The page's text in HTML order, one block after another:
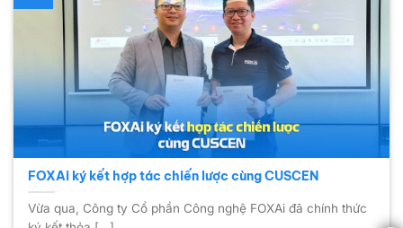
FOXAi ký kết hợp tác chiến lược cùng CUSCEN
Vừa qua, Công ty Cổ phần Công nghệ FOXAi đã chính thức